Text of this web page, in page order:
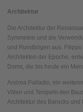
Architektur
Die Architektur der
Symmetrie und die
und Rundbögen aus.
Architekten der Epoche,
Doms, die bis heute ein
Andrea Palladio, ein
Villen und Tempeln den
Architektur des Barocks und